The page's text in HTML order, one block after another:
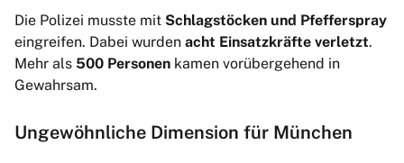
Die Polizei musste mit Schlagstöcken und Pfefferspray
eingreifen. Dabei wurden acht Einsatzkräfte verletzt.
Mehr als 500 Personen kamen vorübergehend in
Gewahrsam.
Ungewöhnliche Dimension für München